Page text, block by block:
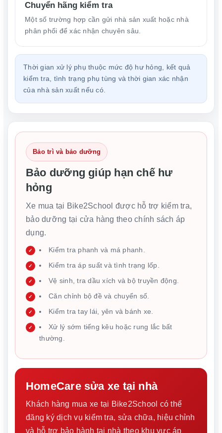
Chuyển hãng kiểm tra
Một số trường hợp cần gửi nhà sản xuất hoặc nhà
phân phối để xác nhận chuyên sâu.
Thời gian xử lý phụ thuộc mức độ hư hỏng, kết quả
kiểm tra, tình trạng phụ tùng và thời gian xác nhận
của nhà sản xuất nếu có.
Bảo trì và bảo dưỡng
Bảo dưỡng giúp hạn chế hư
hỏng
Xe mua tại Bike2School được hỗ trợ kiểm tra,
bảo dưỡng tại cửa hàng theo chính sách áp
dụng.
Kiểm tra phanh và má phanh.
Kiểm tra áp suất và tình trạng lốp.
Vệ sinh, tra dầu xích và bộ truyền động.
Căn chỉnh bộ đề và chuyển số.
Kiểm tra tay lái, yên và bánh xe.
Xử lý sớm tiếng kêu hoặc rung lắc bất
thường.
HomeCare sửa xe tại nhà
Khách hàng mua xe tại Bike2School có thể
đăng ký dịch vụ kiểm tra, sửa chữa, hiệu chỉnh
và hỗ trợ bảo hành tại nhà theo khu vực áp